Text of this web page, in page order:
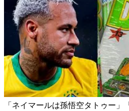
「ネイマールは孫悟空タトゥー」